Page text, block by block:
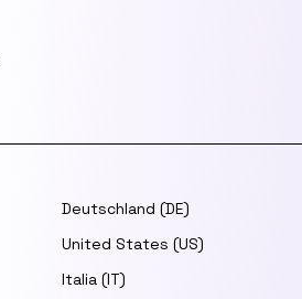
Deutschland (DE)
United States (US)
Italia (IT)